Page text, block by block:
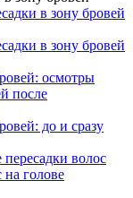
в зону бровей
в зону бровей
осмотры
после
до и сразу
волос
на голове